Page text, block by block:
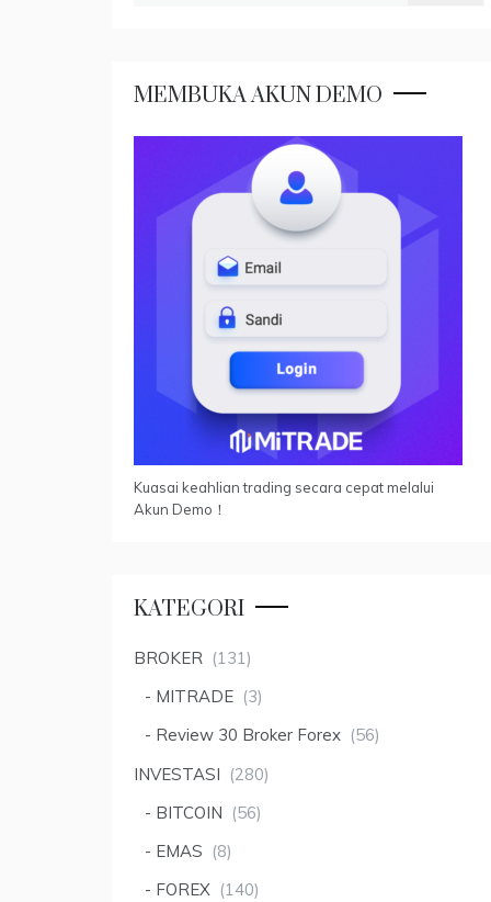
MEMBUKA AKUN DEMO
Kuasai keahlian trading secara cepat melalui
Akun Demo！
KATEGORI
BROKER (131)
MITRADE (3)
Review 30 Broker Forex (56)
INVESTASI (280)
BITCOIN (56)
EMAS (8)
FOREX (140)